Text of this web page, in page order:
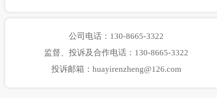
公司电话：130-8665-3322
监督、投诉及合作电话：130-8665-3322
投诉邮箱：huayirenzheng@126.com